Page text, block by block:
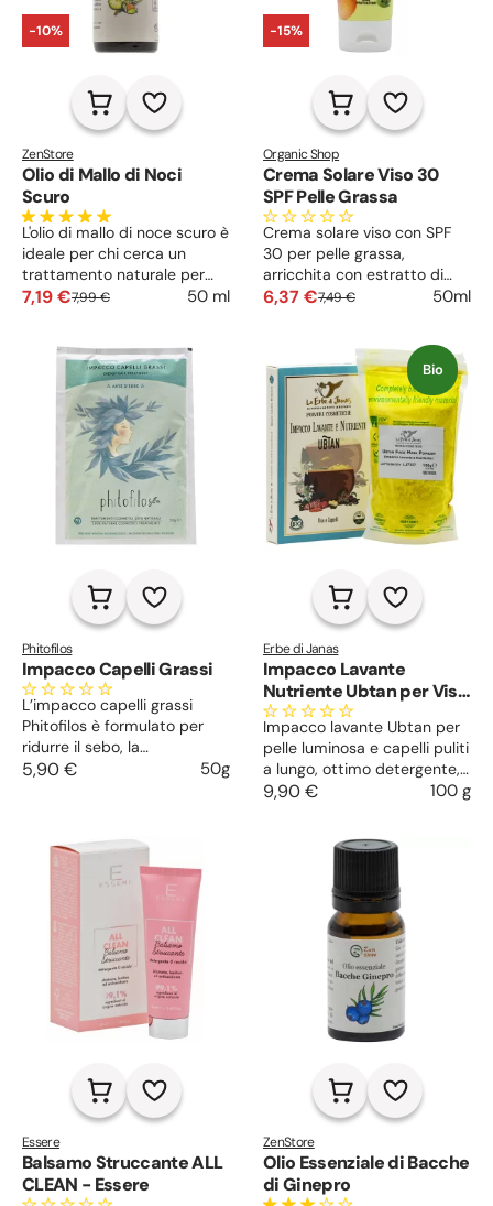
-10%
ZenStore
Olio di Mallo di Noci
Scuro
L'olio di mallo di noce scuro è
ideale per chi cerca un
trattamento naturale per
nutrire e rafforzare sia i
naftochinoni, questo olio non
solo intensifica il colore dei
capelli, offrendo riflessi
duraturi, ma agisce anche
come un emolliente potente,
migliorando l'elasticità e la
morbidezza della pelle.
7,19 €7,99 € 50 ml
-15%
Organic Shop
Crema Solare Viso 30
SPF Pelle Grassa
Crema solare viso con SPF
30 per pelle grassa,
arricchita con estratto di
carota e burro di karité,
6,37 €7,49 € 50ml
Phitofilos
Impacco Capelli Grassi
L’impacco capelli grassi
Phitofilos è formulato per
ridurre il sebo, la
descquamazione ed il
viso.
5,90 € 50g
Bio
Erbe di Janas
Impacco Lavante
Nutriente Ubtan per Viso
e Capelli
Impacco lavante Ubtan per
pelle luminosa e capelli puliti
a lungo, ottimo detergente,
leggero esfoliante, rinforza e
9,90 € 100 g
Essere
Balsamo Struccante ALL
CLEAN - Essere
ZenStore
Olio Essenziale di Bacche
di Ginepro